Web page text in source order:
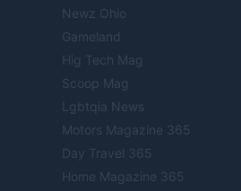
Newz Ohio
Gameland
Hig Tech Mag
Scoop Mag
Lgbtqia News
Motors Magazine 365
Day Travel 365
Home Magazine 365